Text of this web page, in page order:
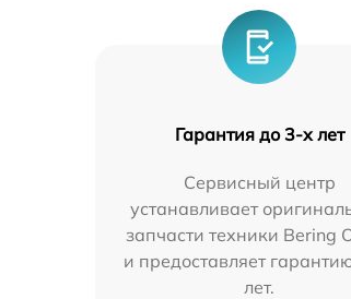
Гарантия до 3-х лет
Сервисный центр
устанавливает
запчасти техники Bering
и предоставляет
лет.